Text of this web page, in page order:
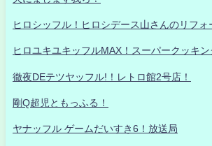
ヒロシッフル！ヒロシデース山さんのリフォ
ヒロユキユキッフルMAX！スーパークッキン
徹夜DEテツヤッフル!！レトロ館2号店！
剛Q超児ともっふる！
ヤナッフル ゲームだいすき6！放送局